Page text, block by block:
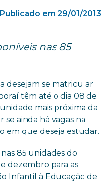
Publicado em 29/01/2013
nas 85
desejam se matricular
têm até o dia 08 de
mais próxima da
se ainda há vagas na
em que deseja estudar.
85 unidades do
dezembro para as
Infantil à Educação de